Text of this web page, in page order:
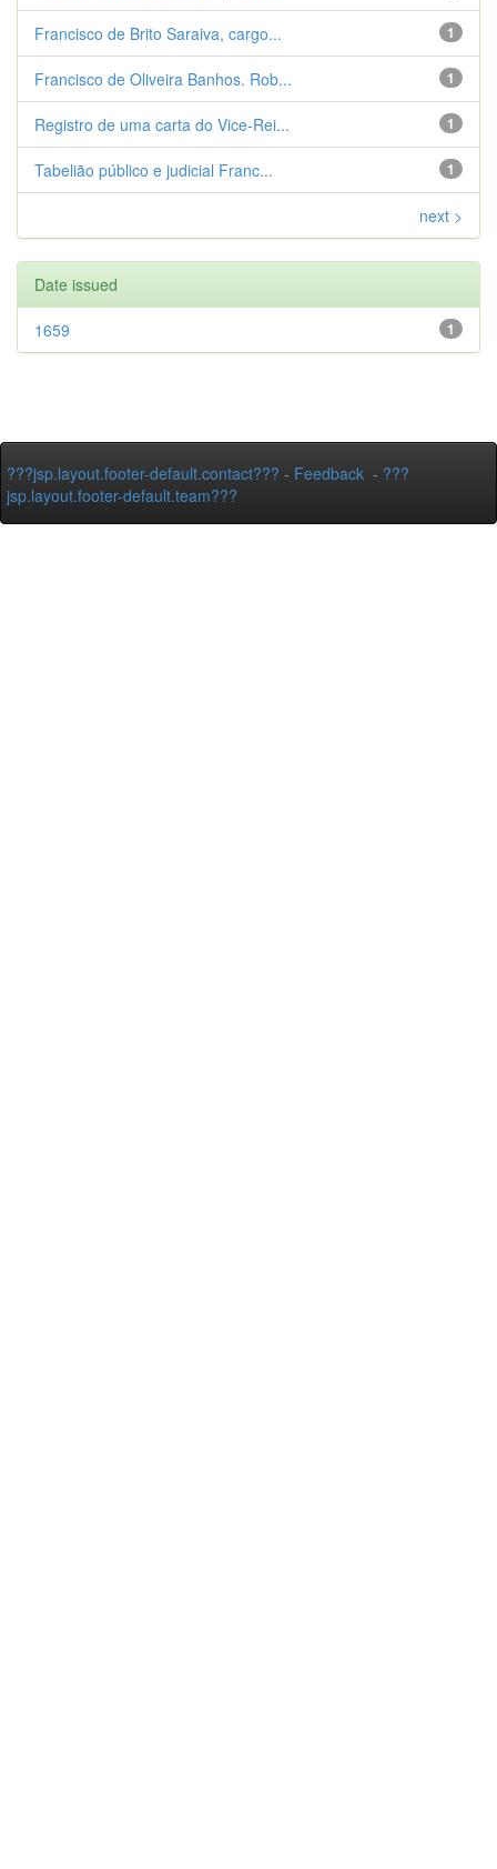
1
Francisco de Brito Saraiva, cargo...
1
Francisco de Oliveira Banhos. Rob...
1
Registro de uma carta do Vice-Rei...
1
Tabelião público e judicial Franc...
next >
Date issued
1
1659
???jsp.layout.footer-default.contact??? - Feedback - ???
jsp.layout.footer-default.team???